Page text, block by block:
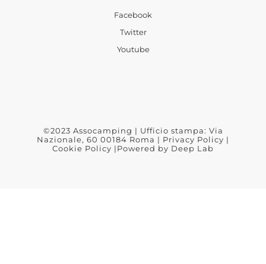
Facebook
Twitter
Youtube
©2023 Assocamping | Ufficio stampa: Via
Nazionale, 60 00184 Roma | Privacy Policy |
Cookie Policy |Powered by Deep Lab